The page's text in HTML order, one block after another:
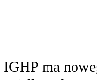
IGHP ma